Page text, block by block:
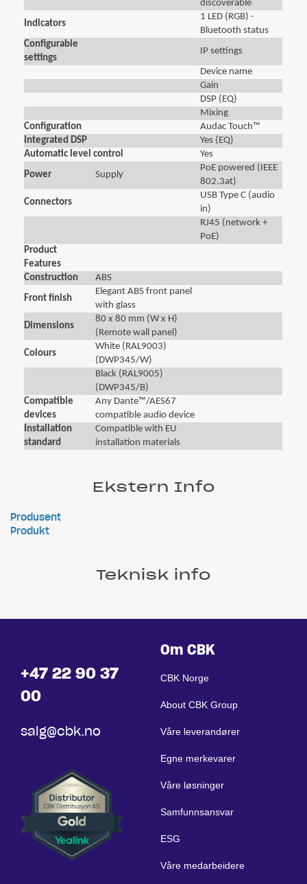
discoverable
Indicators
1 LED (RGB) -
Bluetooth status
Configurable
settings
IP settings
Device name
Gain
DSP (EQ)
Mixing
Configuration
Audac Touch™
Integrated DSP
Yes (EQ)
Automatic level control
Yes
Power
Supply
PoE powered (IEEE
802.3at)
Connectors
USB Type C (audio
in)
RJ45 (network +
PoE)
Product
Features
Construction
ABS
Front finish
Elegant ABS front panel
with glass
Dimensions
80 x 80 mm (W x H)
(Remote wall panel)
Colours
White (RAL9003)
(DWP345/W)
Black (RAL9005)
(DWP345/B)
Compatible
devices
Any Dante™/AES67
compatible audio device
Installation
standard
Compatible with EU
installation materials
Ekstern Info
Produsent
Produkt
Teknisk info
+47 22 90 37
00
salg@cbk.no
Om CBK
CBK Norge
About CBK Group
Våre leverandører
Egne merkevarer
Våre løsninger
Samfunnsansvar
ESG
Våre medarbeidere